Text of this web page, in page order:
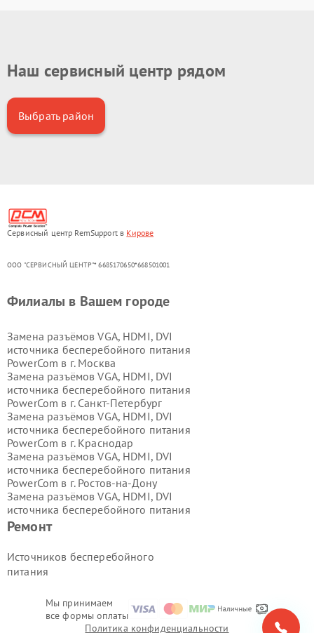
Наш сервисный центр рядом
Выбрать район
Сервисный центр RemSupport в Кирове
ООО "СЕРВИСНЫЙ ЦЕНТР"* 6685170650*668501001
Мы принимаем
все формы оплаты
Ремонт
Источников бесперебойного
питания
Филиалы в Вашем городе
Замена разъёмов VGA, HDMI, DVI
источника бесперебойного питания
PowerCom в г. Москва
Замена разъёмов VGA, HDMI, DVI
источника бесперебойного питания
PowerCom в г. Санкт-Петербург
Замена разъёмов VGA, HDMI, DVI
источника бесперебойного питания
PowerCom в г. Краснодар
Замена разъёмов VGA, HDMI, DVI
источника бесперебойного питания
PowerCom в г. Ростов-на-Дону
Замена разъёмов VGA, HDMI, DVI
источника бесперебойного питания
PowerCom в г.
источника бесперебойного питания
PowerCom в г.Новосибирск
Замена разъёмов VGA, HDMI, DVI
PowerCom в г.Екатеринбург
Замена разъёмов VGA, HDMI, DVI
источника бесперебойного питания
Политика конфиденциальности